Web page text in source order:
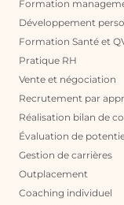
Formation
Développement
Formation Santé et
Pratique RH
Vente et négociation
Recrutement par
Réalisation bilan de
Évaluation de
Gestion de carrières
Outplacement
Coaching individuel